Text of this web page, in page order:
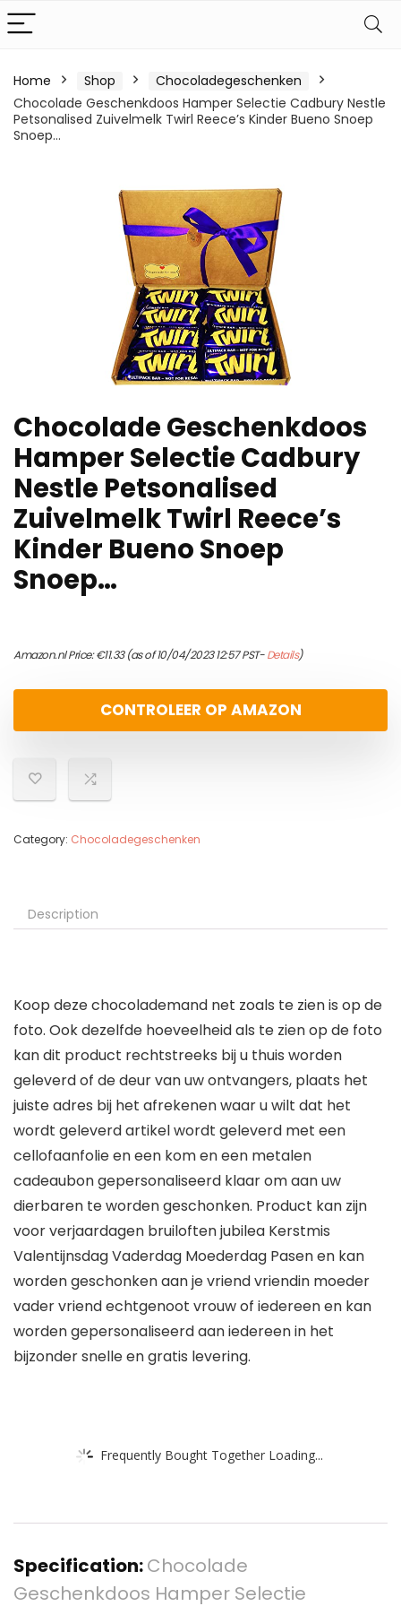
Home Shop
Chocoladegeschenken
Chocolade Geschenkdoos Hamper Selectie Cadbury Nestle
Petsonalised Zuivelmelk Twirl Reece’s Kinder Bueno Snoep
Snoep…
Chocolade Geschenkdoos
Hamper Selectie Cadbury
Nestle Petsonalised
Zuivelmelk Twirl Reece’s
Kinder Bueno Snoep
Snoep…
Amazon.nl Price:€11.33(as of 10/04/2023 12:57 PST-Details)
CONTROLEER OP AMAZON
Category: Chocoladegeschenken
Description
Koop deze chocolademand net zoals te zien is op de
foto. Ook dezelfde hoeveelheid als te zien op de foto
kan dit product rechtstreeks bij u thuis worden
geleverd of de deur van uw ontvangers, plaats het
juiste adres bij het afrekenen waar u wilt dat het
wordt geleverd artikel wordt geleverd met een
cellofaanfolie en een kom en een metalen
cadeaubon gepersonaliseerd klaar om aan uw
dierbaren te worden geschonken. Product kan zijn
voor verjaardagen bruiloften jubilea Kerstmis
Valentijnsdag Vaderdag Moederdag Pasen en kan
worden geschonken aan je vriend vriendin moeder
vader vriend echtgenoot vrouw of iedereen en kan
worden gepersonaliseerd aan iedereen in het
bijzonder snelle en gratis levering.
Frequently Bought Together Loading...
Specification:Chocolade
Geschenkdoos Hamper Selectie